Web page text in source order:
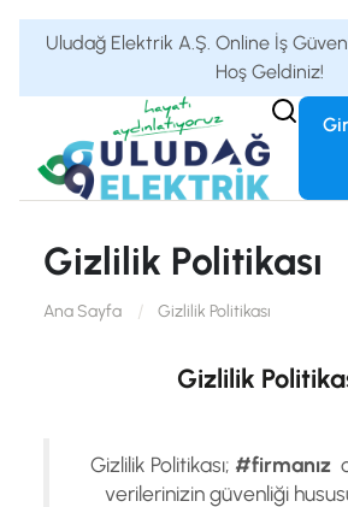
Uludağ Elektrik A.Ş. Online İş
Hoş Geldiniz!
Gizlilik Politikası
Ana Sayfa Gizlilik Politikası
Gizlilik
Gizlilik Politikası; #firmanız
verilerinizin güvenliği